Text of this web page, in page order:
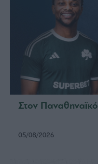
Στον Παναθηναϊκό
05/08/2026